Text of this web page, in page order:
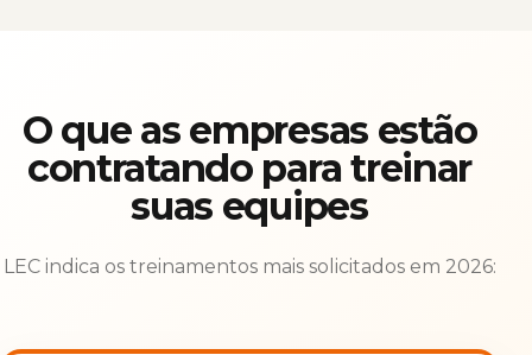
O que as empresas estão
contratando para treinar
suas equipes
LEC indica os treinamentos mais solicitados em 2026: